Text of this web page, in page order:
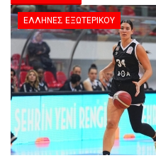
ΈΛΛΗΝΕΣ ΕΞΩΤΕΡΙΚΟΎ